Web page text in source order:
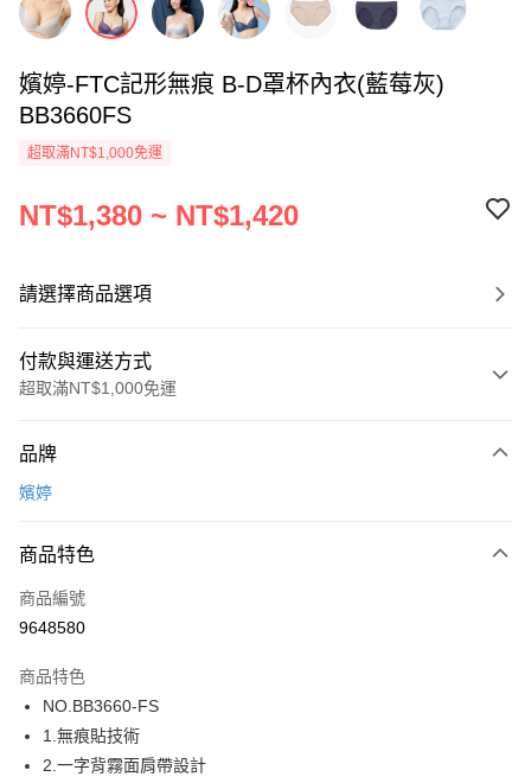
嬪婷-FTC記形無痕 B-D罩杯內衣(藍莓灰)
BB3660FS
超取滿NT$1,000免運
NT$1,380 ~ NT$1,420
請選擇商品選項
付款與運送方式
超取滿NT$1,000免運
信用卡一次付款
LINE Pay
街口支付
運送方式
全家取貨付款
每筆NT$80，滿NT$1,000(含以上)免運費
品牌
嬪婷
商品特色
商品編號
9648580
商品特色
NO.BB3660-FS
1.無痕貼技術
2.一字背霧面肩帶設計